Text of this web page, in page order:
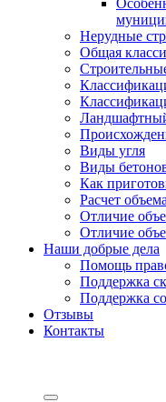
Нерудные
Общая
Виды угля
Виды
Как
Расчет
Отличие
Отличие
Наши добрые дела
Помощь
Поддержка
Поддержка
Отзывы
Контакты